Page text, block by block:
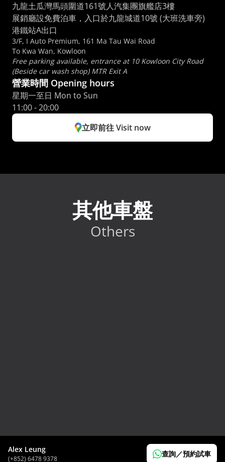
Alex Leung
(+852) 6478 9378
查詢／預約試車
九龍土瓜灣馬頭圍道161號人汽集團旗艦店3樓
展銷廳設免費泊車，入口於九龍城道10號 (大班洗車旁)
港鐵站A出口
3/F, I Auto Premium, 161 Ma Tau Wai Road
To Kwa Wan, Kowloon
Free parking available, entrance at 10 Kowloon City Road
(Beside car wash shop) MTR Exit A
營業時間 Opening hours
星期一至日 Mon to Sun
11:00 - 20:00
立即前往 Visit now
其他車盤
Others